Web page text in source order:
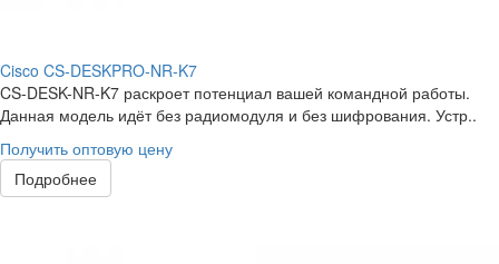
Cisco CS-DESKPRO-NR-K7
CS-DESK-NR-K7 раскроет потенциал вашей командной работы.
Данная модель идёт без радиомодуля и без шифрования. Устр..
Получить оптовую цену
Подробнее